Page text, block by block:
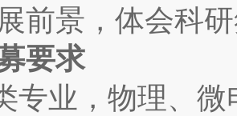
前景，体会科
要求
专业，物理、